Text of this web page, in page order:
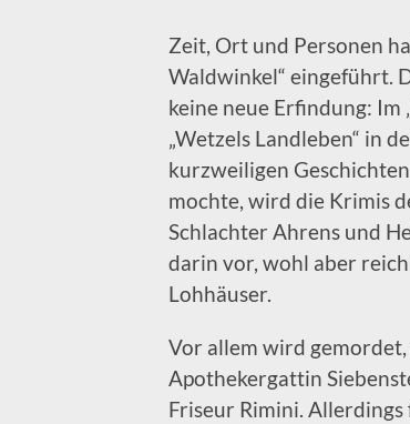
Zeit, Ort und Personen
Waldwinkel“ eingeführt.
keine neue Erfindung: Im
„Wetzels Landleben“ in
kurzweiligen
mochte, wird die Krimis
Schlachter Ahrens und
darin vor, wohl aber
Lohhäuser.
Vor allem wird
Apothekergattin
Friseur Rimini.